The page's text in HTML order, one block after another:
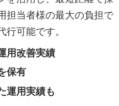
担当者様の最大の負担で
行可能です。
用改善実績
保有
運用実績も